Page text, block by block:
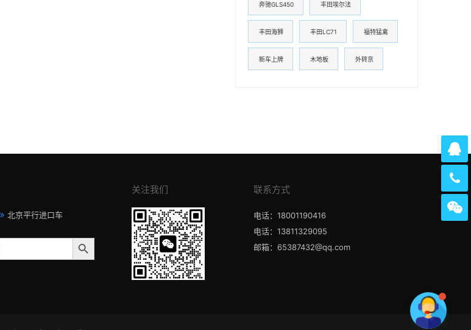
奔驰GLS450 丰田埃尔法
丰田海狮 丰田LC71 福特猛禽
新车上牌 木地板 外转京
北京平行进口车
搜索按钮
关注我们 联系方式
电话：18001190416
电话：13811329095
邮箱：65387432@qq.com